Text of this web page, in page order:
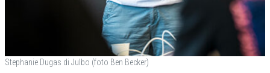
Stephanie Dugas di Julbo (foto Ben Becker)